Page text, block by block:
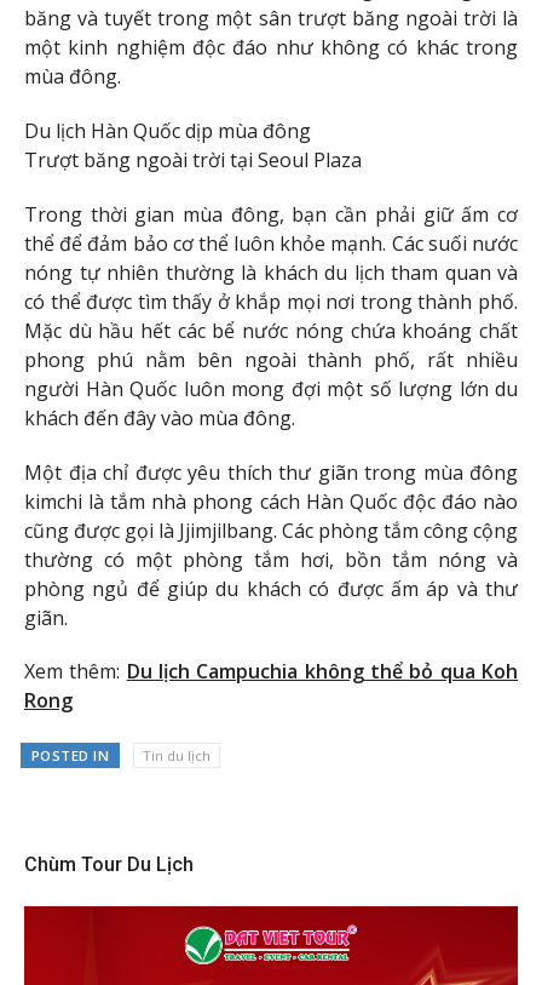
băng và tuyết trong một sân trượt băng ngoài trời là
một kinh nghiệm độc đáo như không có khác trong
mùa đông.
Du lịch Hàn Quốc dịp mùa đông
Trượt băng ngoài trời tại Seoul Plaza
Trong thời gian mùa đông, bạn cần phải giữ ấm cơ
thể để đảm bảo cơ thể luôn khỏe mạnh. Các suối nước
nóng tự nhiên thường là khách du lịch tham quan và
có thể được tìm thấy ở khắp mọi nơi trong thành phố.
Mặc dù hầu hết các bể nước nóng chứa khoáng chất
phong phú nằm bên ngoài thành phố, rất nhiều
người Hàn Quốc luôn mong đợi một số lượng lớn du
khách đến đây vào mùa đông.
Một địa chỉ được yêu thích thư giãn trong mùa đông
kimchi là tắm nhà phong cách Hàn Quốc độc đáo nào
cũng được gọi là Jjimjilbang. Các phòng tắm công cộng
thường có một phòng tắm hơi, bồn tắm nóng và
phòng ngủ để giúp du khách có được ấm áp và thư
giãn.
Xem thêm: Du lịch Campuchia không thể bỏ qua Koh
Rong
POSTED IN Tin du lịch
Chùm Tour Du Lịch